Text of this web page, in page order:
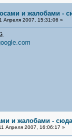
и жалобами -
Апреля 2007, 15:31:06 »
и жалобами - сюда
Апреля 2007, 16:06:17 »